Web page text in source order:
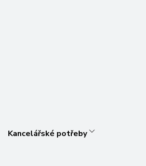
Kancelářské potřeby